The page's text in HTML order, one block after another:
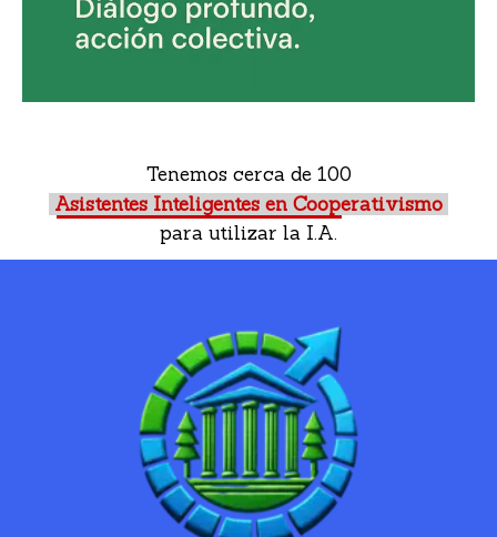
Tenemos cerca de 100
Asistentes Inteligentes en Cooperativismo
para utilizar la I.A.